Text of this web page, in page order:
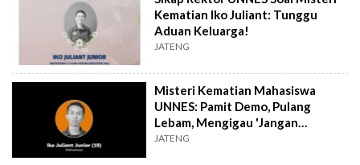
Kematian Iko Juliant: Tunggu
Aduan Keluarga!
JATENG
Misteri Kematian Mahasiswa
UNNES: Pamit Demo, Pulang
Lebam, Mengigau 'Jangan
Dipukuli'
JATENG